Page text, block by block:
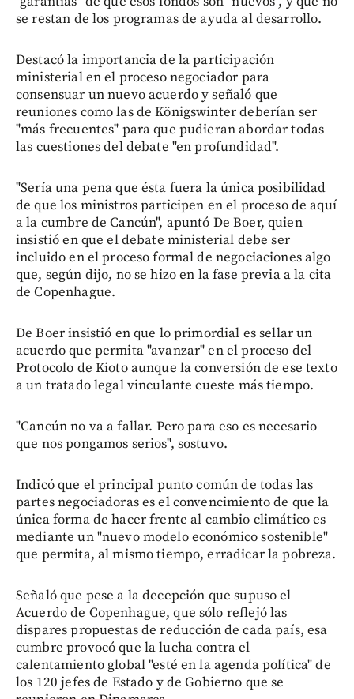
se restan de los programas de ayuda al desarrollo.
Destacó la importancia de la participación
ministerial en el proceso negociador para
consensuar un nuevo acuerdo y señaló que
reuniones como las de Königswinter deberían ser
"más frecuentes" para que pudieran abordar todas
las cuestiones del debate "en profundidad".
"Sería una pena que ésta fuera la única posibilidad
de que los ministros participen en el proceso de aquí
a la cumbre de Cancún", apuntó De Boer, quien
insistió en que el debate ministerial debe ser
incluido en el proceso formal de negociaciones algo
que, según dijo, no se hizo en la fase previa a la cita
de Copenhague.
De Boer insistió en que lo primordial es sellar un
acuerdo que permita "avanzar" en el proceso del
Protocolo de Kioto aunque la conversión de ese texto
a un tratado legal vinculante cueste más tiempo.
"Cancún no va a fallar. Pero para eso es necesario
que nos pongamos serios", sostuvo.
Indicó que el principal punto común de todas las
partes negociadoras es el convencimiento de que la
única forma de hacer frente al cambio climático es
mediante un "nuevo modelo económico sostenible"
que permita, al mismo tiempo, erradicar la pobreza.
Señaló que pese a la decepción que supuso el
Acuerdo de Copenhague, que sólo reflejó las
dispares propuestas de reducción de cada país, esa
cumbre provocó que la lucha contra el
calentamiento global "esté en la agenda política" de
los 120 jefes de Estado y de Gobierno que se